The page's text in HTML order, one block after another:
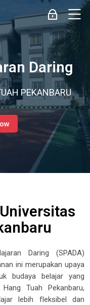
Log in
Daring
PEKANBARU
Daring (SPADA)
ini merupakan upaya
budaya belajar yang
Tuah Pekanbaru,
lebih fleksibel dan